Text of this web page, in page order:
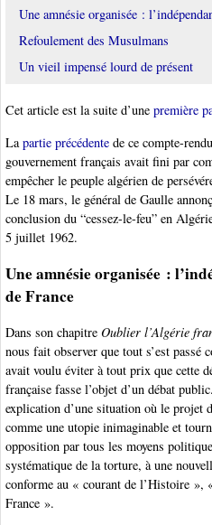
Une amnésie organisée :
Refoulement des Musulmans
Un vieil impensé lourd de présent
Cet article est la suite d’une première
La partie précédente de ce compte-
gouvernement français avait fini par
empêcher le peuple algérien de
Le 18 mars, le général de Gaulle
conclusion du “cessez-le-feu” en
5 juillet 1962.
Une amnésie organisée :
de France
Dans son chapitre Oublier l’Algérie
nous fait observer que tout s’est passé
avait voulu éviter à tout prix que cette
française fasse l’objet d’un débat
explication d’une situation où le projet
comme une utopie inimaginable et
opposition par tous les moyens
systématique de la torture, à une
conforme au « courant de l’Histoire »,
France ».